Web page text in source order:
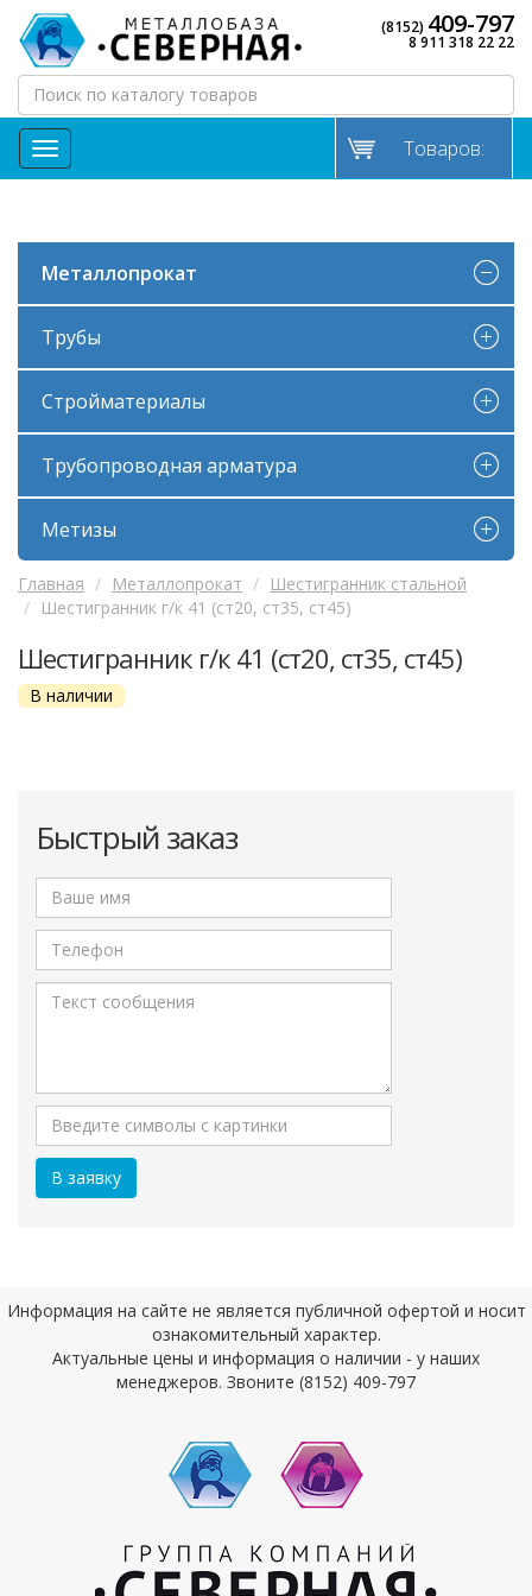
(8152) 409-797
8 911 318 22 22
МЕНЮ Товаров:
Металлопрокат
Трубы
Стройматериалы
Трубопроводная арматура
Метизы
Главная Металлопрокат
Шестигранник стальной
Шестигранник г/к 41 (ст20, ст35, ст45)
Шестигранник г/к 41 (ст20, ст35, ст45)
В наличии
Быстрый заказ
Информация на сайте не является публичной офертой и носит
ознакомительный характер.
Актуальные цены и информация о наличии - у наших
менеджеров. Звоните (8152) 409-797